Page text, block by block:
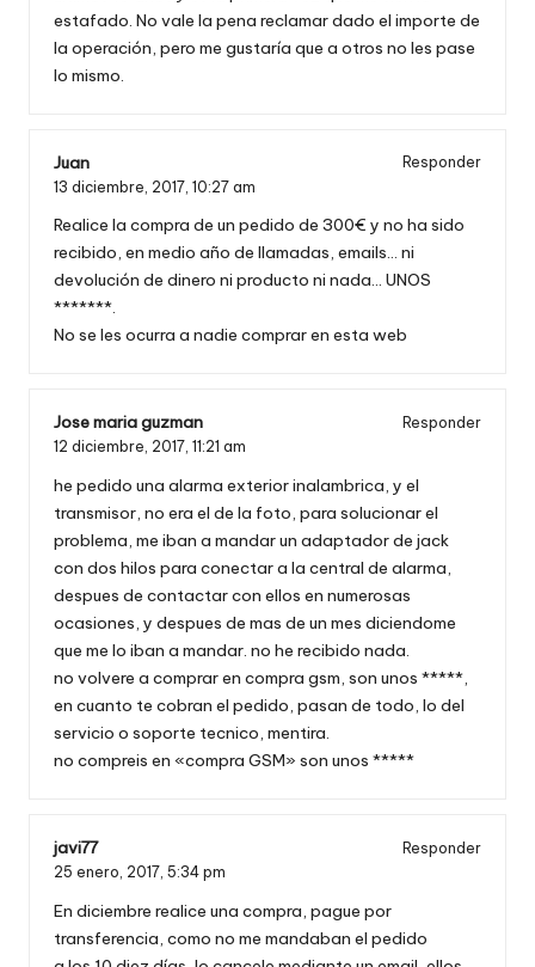
estafado. No vale la pena reclamar dado el importe de
la operación, pero me gustaría que a otros no les pase
lo mismo.
Juan
Responder
13 diciembre, 2017, 10:27 am
Realice la compra de un pedido de 300€ y no ha sido
recibido, en medio año de llamadas, emails… ni
devolución de dinero ni producto ni nada… UNOS
*******.
No se les ocurra a nadie comprar en esta web
Jose maria guzman
Responder
12 diciembre, 2017, 11:21 am
he pedido una alarma exterior inalambrica, y el
transmisor, no era el de la foto, para solucionar el
problema, me iban a mandar un adaptador de jack
con dos hilos para conectar a la central de alarma,
despues de contactar con ellos en numerosas
ocasiones, y despues de mas de un mes diciendome
que me lo iban a mandar. no he recibido nada.
no volvere a comprar en compra gsm, son unos *****,
en cuanto te cobran el pedido, pasan de todo, lo del
servicio o soporte tecnico, mentira.
no compreis en «compra GSM» son unos *****
javi77
Responder
25 enero, 2017, 5:34 pm
En diciembre realice una compra, pague por
transferencia, como no me mandaban el pedido